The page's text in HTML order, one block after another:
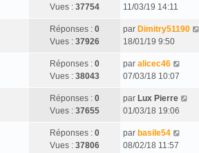
Vues : 37754
11/03/19 14:11
Réponses : 0
Vues : 37926
par Dimitry51190
18/01/19 9:50
Réponses : 0
Vues : 38043
par alicec46
07/03/18 10:07
Réponses : 0
Vues : 37655
par Lux Pierre
01/03/18 19:06
Réponses : 0
Vues : 37806
par basile54
08/02/18 11:57